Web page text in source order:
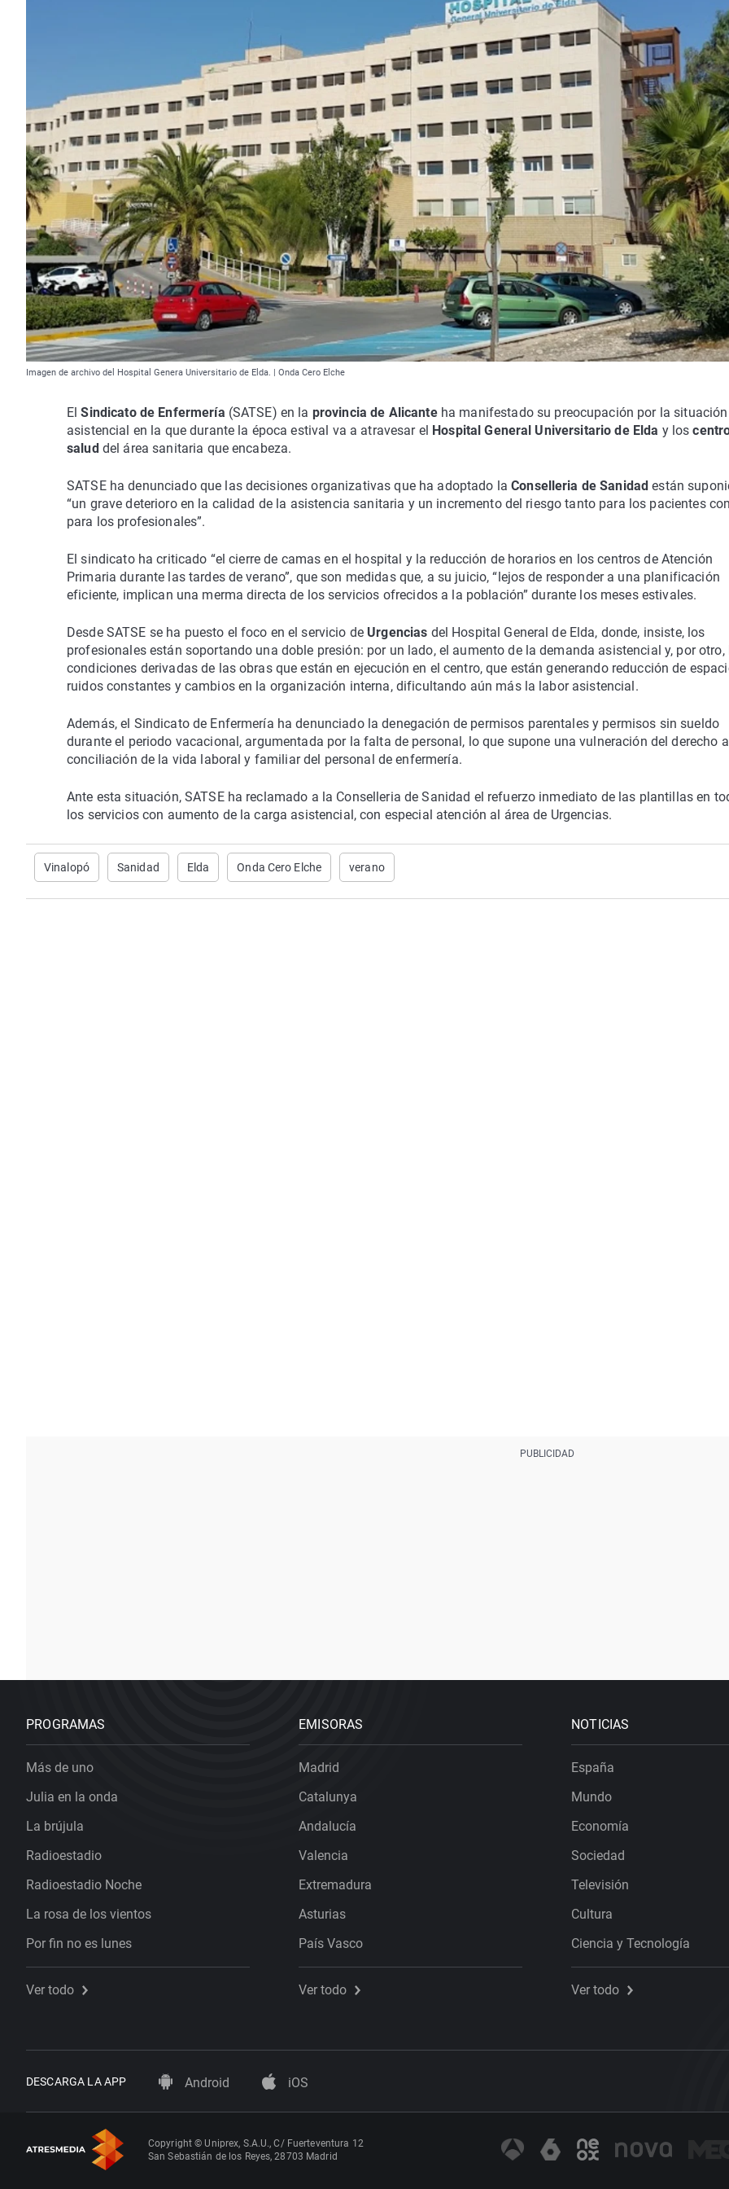
Imagen de archivo del Hospital Genera Universitario de Elda. | Onda Cero Elche
ElSindicato de Enfermería (SATSE) en la provincia de Alicanteha manifestado su preocupación por la situación
asistencial en la que durante la época estival va a atravesar el Hospital General Universitario de Elda y los
salud del área sanitaria que encabeza.
SATSE ha denunciado que las decisiones organizativas que ha adoptado laConselleria de Sanidad están
“un grave deterioro en la calidad de la asistencia sanitaria y un incremento del riesgo tanto para los pacientes
para los profesionales”.
El sindicato ha criticado “el cierre de camas en el hospital y la reducción de horarios en los centros de Atención
Primaria durante las tardes de verano”, que son medidas que, a su juicio, “lejos de responder a una planificación
eficiente, implican una merma directa de los servicios ofrecidos a la población” durante los meses estivales.
Desde SATSE se ha puesto el foco en el servicio de Urgencias del Hospital General de Elda, donde, insiste, los
profesionales están soportando una doble presión: por un lado, el aumento de la demanda asistencial y, por otro,
condiciones derivadas de las obras que están en ejecución en el centro, que están generando reducción de
ruidos constantes y cambios en la organización interna, dificultando aún más la labor asistencial.
Además, el Sindicato de Enfermería ha denunciado la denegación de permisos parentales y permisos sin sueldo
durante el periodo vacacional, argumentada por la falta de personal, lo que supone una vulneración del derecho
conciliación de la vida laboral y familiar del personal de enfermería.
Ante esta situación, SATSE ha reclamado a la Conselleria de Sanidad el refuerzo inmediato de las plantillas en
los servicios con aumento de la carga asistencial, con especial atención al área de Urgencias.
Vinalopó Sanidad Elda Onda Cero Elche verano
PROGRAMAS
Más de uno
Julia en la onda
La brújula
Radioestadio
Radioestadio Noche
La rosa de los vientos
Por fin no es lunes
Ver todo
EMISORAS
Madrid
Catalunya
Andalucía
Valencia
Extremadura
Asturias
País Vasco
Ver todo
NOTICIAS
España
Mundo
Economía
Sociedad
Televisión
Cultura
Ciencia y Tecnología
Ver todo
DESCARGA LA APP Android iOS
Copyright © Uniprex, S.A.U., C/ Fuerteventura 12
San Sebastián de los Reyes, 28703 Madrid